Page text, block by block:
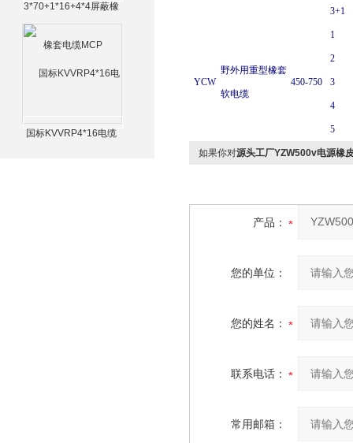
3*70+1*16+4*4屏蔽橡
国标KVVRP4*16电缆
3+1
YCW
野外用重型橡套
软电缆
450-750
1
2
3
4
5
如果你对源头工厂YZW500v电源橡
产品：
您的单位：
您的姓名：
联系电话：
常用邮箱：